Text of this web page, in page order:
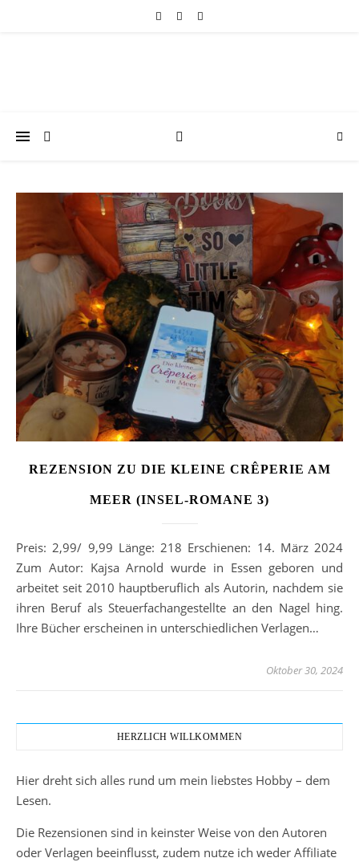
REZENSION ZU DIE KLEINE CRÊPERIE AM
MEER (INSEL-ROMANE 3)
Preis: 2,99/ 9,99 Länge: 218 Erschienen: 14. März 2024
Zum Autor: Kajsa Arnold wurde in Essen geboren und
arbeitet seit 2010 hauptberuflich als Autorin, nachdem sie
ihren Beruf als Steuerfachangestellte an den Nagel hing.
Ihre Bücher erscheinen in unterschiedlichen Verlagen…
Oktober 30, 2024
HERZLICH WILLKOMMEN
Hier dreht sich alles rund um mein liebstes Hobby – dem
Lesen.
Die Rezensionen sind in keinster Weise von den Autoren
oder Verlagen beeinflusst, zudem nutze ich weder Affiliate